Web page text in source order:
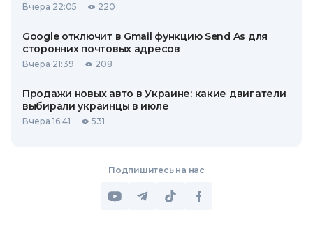
Вчера 22:05 220
Google отключит в Gmail функцию Send As для
сторонних почтовых адресов
Вчера 21:39 208
Продажи новых авто в Украине: какие двигатели
выбирали украинцы в июле
Вчера 16:41 531
Подпишитесь на нас